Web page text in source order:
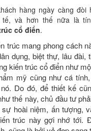
hàng ngày càng đòi
và hơn thế nữa là
cổ điển.
trúc mang phong cách
dụng, biệt thự, lâu đài,
kiến trúc cổ điển như
mỹ cũng như cá
Do đó, để thiết kế
thế này, chủ đầu tư
hoài niệm, ấn tượng,
trúc này gợi nhớ tới.